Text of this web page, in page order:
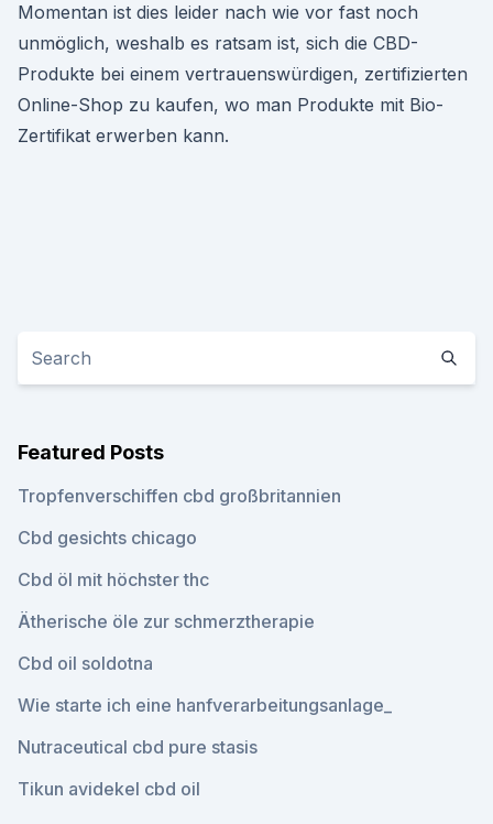
Momentan ist dies leider nach wie vor fast noch
unmöglich, weshalb es ratsam ist, sich die CBD-
Produkte bei einem vertrauenswürdigen, zertifizierten
Online-Shop zu kaufen, wo man Produkte mit Bio-
Zertifikat erwerben kann.
Featured Posts
Tropfenverschiffen cbd großbritannien
Cbd gesichts chicago
Cbd öl mit höchster thc
Ätherische öle zur schmerztherapie
Cbd oil soldotna
Wie starte ich eine hanfverarbeitungsanlage_
Nutraceutical cbd pure stasis
Tikun avidekel cbd oil